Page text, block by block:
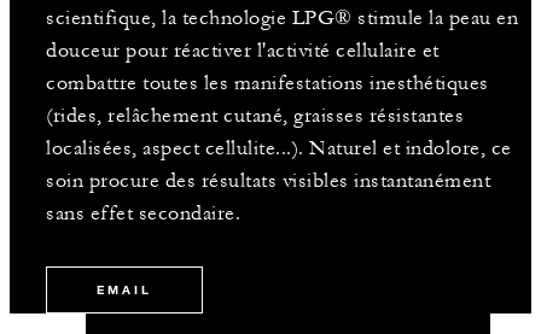
scientifique, la technologie LPG® stimule la peau en
douceur pour réactiver l'activité cellulaire et
combattre toutes les manifestations inesthétiques
(rides, relâchement cutané, graisses résistantes
localisées, aspect cellulite...). Naturel et indolore, ce
soin procure des résultats visibles instantanément
sans effet secondaire.
EMAIL